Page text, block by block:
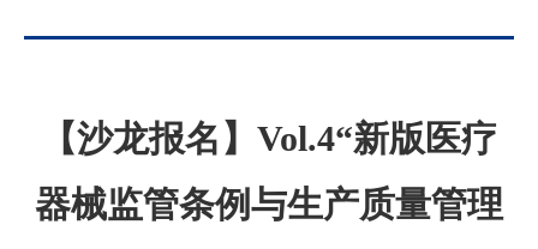
【沙龙报名】Vol.4“新版医疗
器械监管条例与生产质量管理